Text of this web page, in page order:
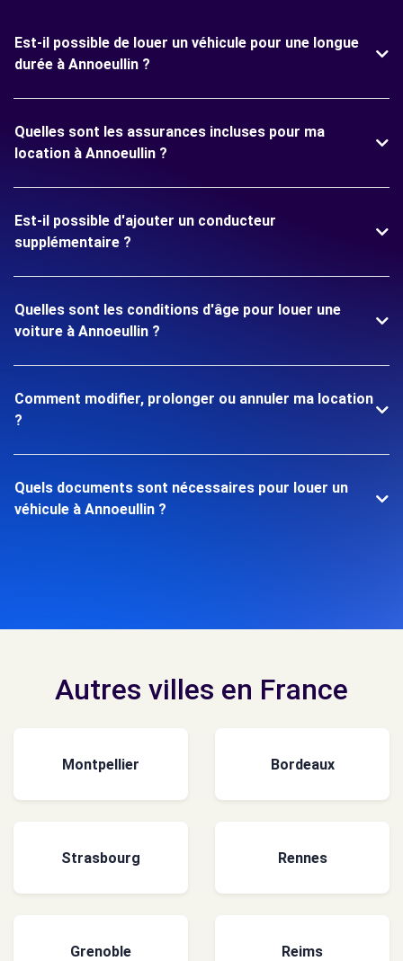
Est-il possible de louer un véhicule pour une longue
durée à Annoeullin ?
Quelles sont les assurances incluses pour ma
location à Annoeullin ?
Est-il possible d'ajouter un conducteur
supplémentaire ?
Quelles sont les conditions d'âge pour louer une
voiture à Annoeullin ?
Comment modifier, prolonger ou annuler ma location
?
Quels documents sont nécessaires pour louer un
véhicule à Annoeullin ?
Autres villes en France
Montpellier Bordeaux
Strasbourg Rennes
Grenoble Reims